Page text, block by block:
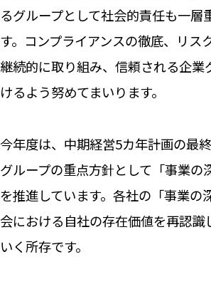
るグループとして社会的責任も一層
す。コンプライアンスの徹底、リス
継続的に取り組み、信頼される企業
けるよう努めてまいります。
今年度は、中期経営5カ年計画の最終
グループの重点方針として「事業の
を推進しています。各社の「事業の
会における自社の存在価値を再認識
いく所存です。